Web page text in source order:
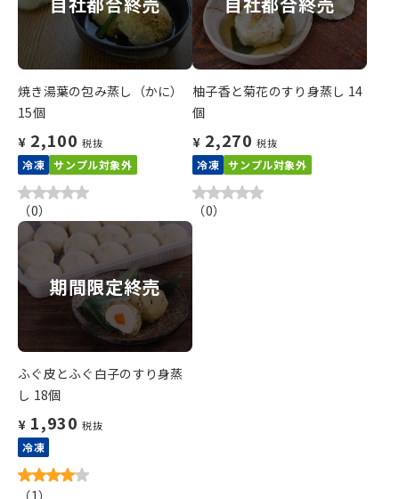
焼き湯葉の包み蒸し（かに）
15個
¥ 2,100 税抜
冷凍 サンプル対象外
（0）
柚子香と菊花のすり身蒸し 14
個
¥ 2,270 税抜
冷凍 サンプル対象外
（0）
期間限定終売
ふぐ皮とふぐ白子のすり身蒸
し 18個
¥ 1,930 税抜
冷凍
（1）